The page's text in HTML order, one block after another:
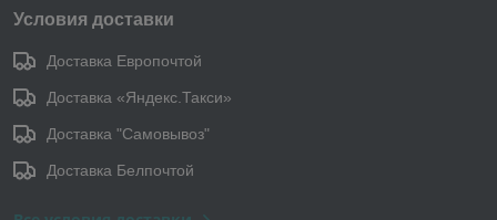
Условия доставки
Доставка Европочтой
Доставка «Яндекс.Такси»
Доставка "Самовывоз"
Доставка Белпочтой